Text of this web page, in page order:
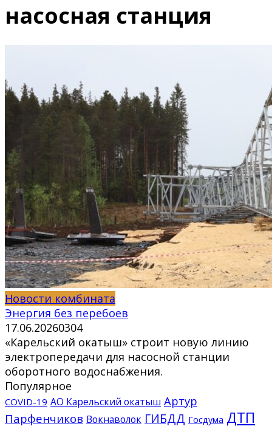
насосная станция
Новости комбината
Энергия без перебоев
17.06.20260304
«Карельский окатыш» строит новую линию
электропередачи для насосной станции
оборотного водоснабжения.
Популярное
COVID-19 АО Карельский окатыш Артур
Парфенчиков Вокнаволок ГИБДД Госдума ДТП